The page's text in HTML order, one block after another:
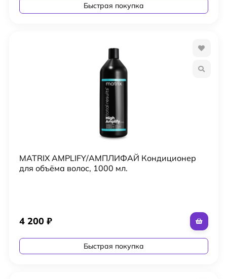
Быстрая покупка
MATRIX AMPLIFY/АМПЛИФАЙ Кондиционер
для объёма волос, 1000 мл.
4 200 ₽
Быстрая покупка